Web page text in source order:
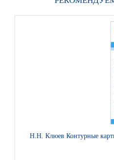
Н.Н. Клюев Контурные